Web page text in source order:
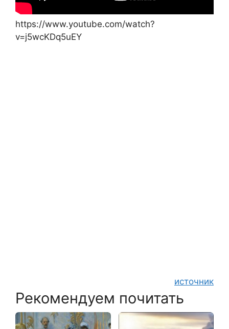
https://www.youtube.com/watch?
v=j5wcKDq5uEY
источник
Рекомендуем почитать